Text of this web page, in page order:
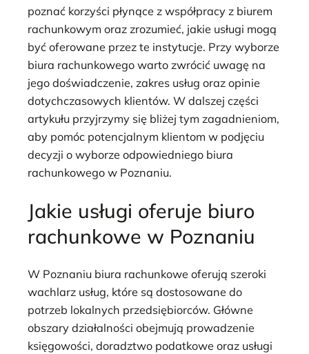
poznać korzyści płynące z współpracy z biurem
rachunkowym oraz zrozumieć, jakie usługi mogą
być oferowane przez te instytucje. Przy wyborze
biura rachunkowego warto zwrócić uwagę na
jego doświadczenie, zakres usług oraz opinie
dotychczasowych klientów. W dalszej części
artykułu przyjrzymy się bliżej tym zagadnieniom,
aby pomóc potencjalnym klientom w podjęciu
decyzji o wyborze odpowiedniego biura
rachunkowego w Poznaniu.
Jakie usługi oferuje biuro
rachunkowe w Poznaniu
W Poznaniu biura rachunkowe oferują szeroki
wachlarz usług, które są dostosowane do
potrzeb lokalnych przedsiębiorców. Główne
obszary działalności obejmują prowadzenie
księgowości, doradztwo podatkowe oraz usługi